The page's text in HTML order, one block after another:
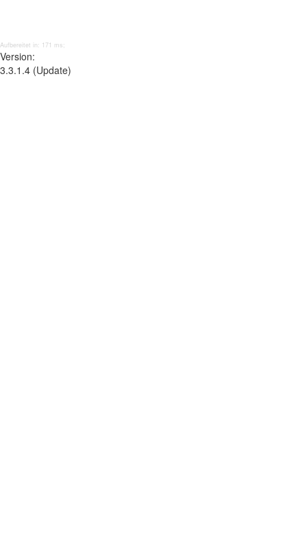
Aufbereitet in: 171 ms;
Version:
3.3.1.4 (Update)